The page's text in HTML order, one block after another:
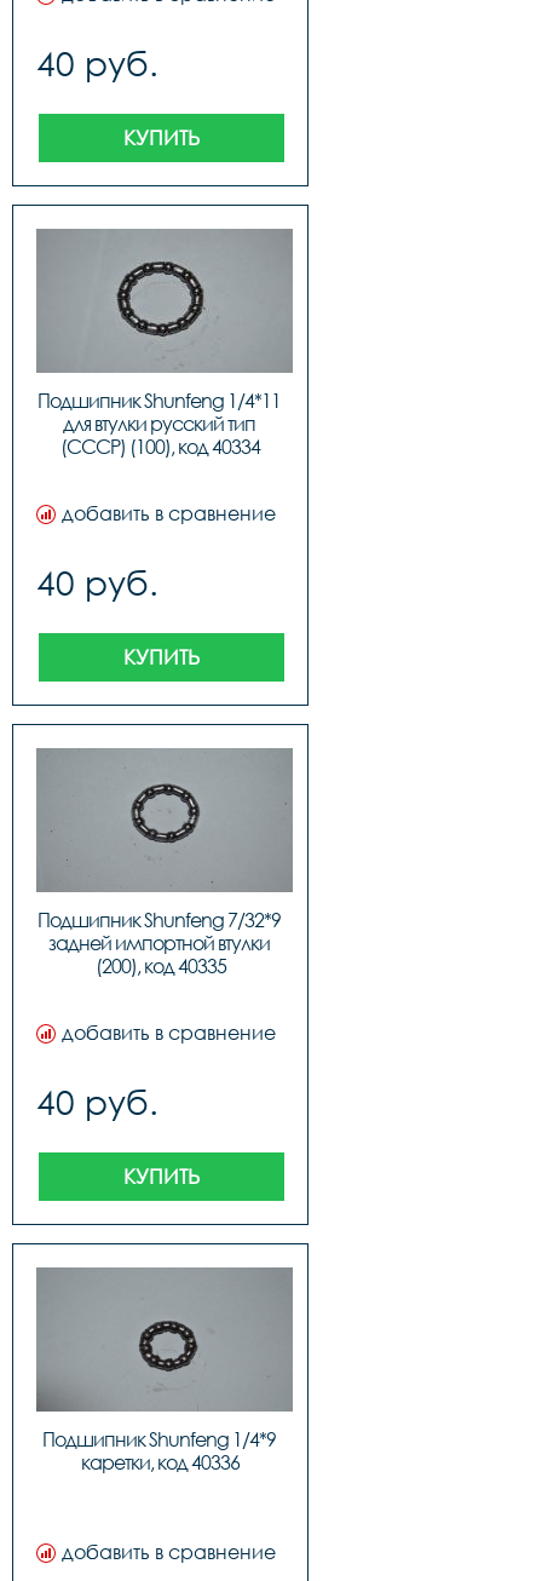
40 руб.
КУПИТЬ
Подшипник Shunfeng 1/4*11
для втулки русский тип
(СССР) (100), код 40334
добавить в сравнение
40 руб.
КУПИТЬ
Подшипник Shunfeng 7/32*9
задней импортной втулки
(200), код 40335
добавить в сравнение
40 руб.
КУПИТЬ
Подшипник Shunfeng 1/4*9
каретки, код 40336
добавить в сравнение